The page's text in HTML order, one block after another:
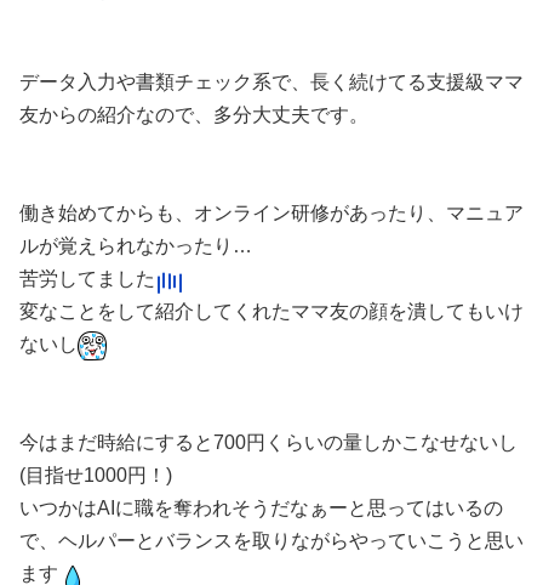
データ入力や書類チェック系で、長く続けてる支援級ママ
友からの紹介なので、多分大丈夫です。
働き始めてからも、オンライン研修があったり、マニュア
ルが覚えられなかったり…
苦労してました
変なことをして紹介してくれたママ友の顔を潰してもいけ
ないし
今はまだ時給にすると700円くらいの量しかこなせないし
(目指せ1000円！)
いつかはAIに職を奪われそうだなぁーと思ってはいるの
で、ヘルパーとバランスを取りながらやっていこうと思い
ます